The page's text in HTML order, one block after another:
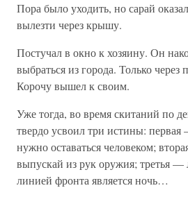
Пора было уходить, но сарай
вылезти через крышу.
Постучал в окно к хозяину. Он
выбраться из города. Только через
Корочу вышел к своим.
Уже тогда, во время скитаний по
твердо усвоил три истины:
нужно оставаться человеком;
выпускай из рук оружия; третья
линией фронта является ночь…